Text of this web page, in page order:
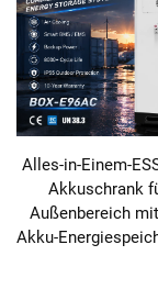
Alles-in-Einem-
Akkuschrank
Außenbereich
Akku-